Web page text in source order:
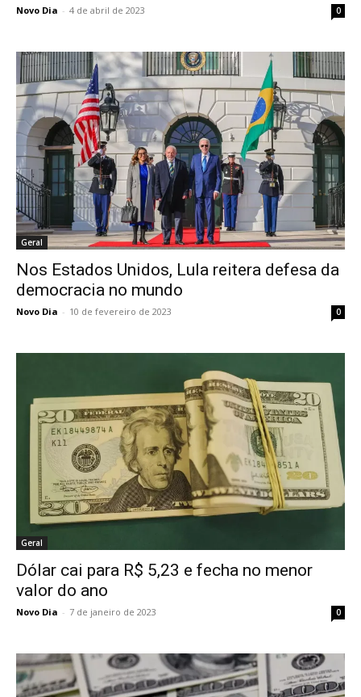
Novo Dia - 4 de abril de 2023 0
Geral
Nos Estados Unidos, Lula reitera defesa da
democracia no mundo
Novo Dia - 10 de fevereiro de 2023 0
Geral
Dólar cai para R$ 5,23 e fecha no menor
valor do ano
Novo Dia - 7 de janeiro de 2023 0